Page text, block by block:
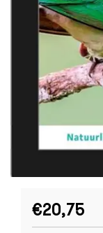
€20,75